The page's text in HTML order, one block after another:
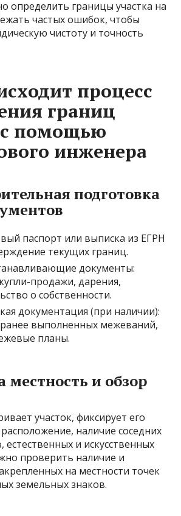
определить границы участка на
частых ошибок, чтобы
чистоту и точность
процесс
границ
с помощью
инженера
подготовка
паспорт или выписка из ЕГРН
текущих границ.
документы:
продажи, дарения,
о собственности.
документация (при наличии):
выполненных межеваний,
планы.
местность и обзор
участок, фиксирует его
наличие соседних
естественных и искусственных
проверить наличие и
на местности точек
земельных знаков.